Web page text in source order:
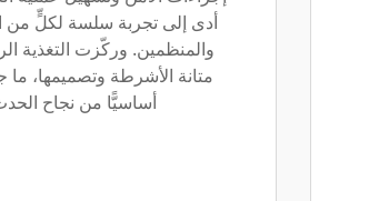
أدى إلى تجربة سلسة لكلٍّ من
والمنظمين. وركّزت التغذية
متانة الأشرطة وتصميمها، ما
أساسيًّا من نجاح